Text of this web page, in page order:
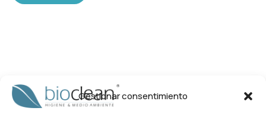
Gestionar consentimiento